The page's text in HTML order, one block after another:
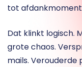
tot
Dat klinkt logisch.
grote chaos.
mails. Verouderde